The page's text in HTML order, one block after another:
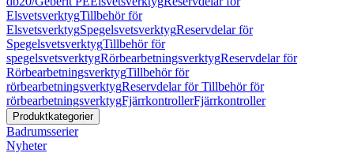
ElsvetsverktygTillbehör för
ElsvetsverktygSpegelsvetsverktygReservdelar för
SpegelsvetsverktygTillbehör för
spegelsvetsverktygRörbearbetningsverktygReservdelar för
RörbearbetningsverktygTillbehör för
rörbearbetningsverktygReservdelar för Tillbehör för
rörbearbetningsverktygFjärrkontrollerFjärrkontroller
Produktkategorier
Badrumsserier
Nyheter